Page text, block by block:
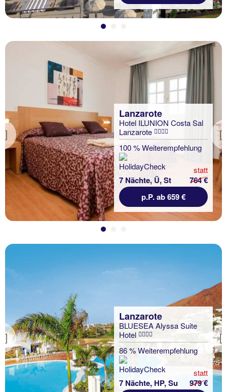
Previous
Lanzarote
Hotel ILUNION Costa Sal
Lanzarote
100 % Weiterempfehlung
7 Nächte, Ü, St
statt
764 €
p.P. ab 659 €
Previous
Lanzarote
BLUESEA Alyssa Suite
Hotel
86 % Weiterempfehlung
7 Nächte, HP, Su
statt
979 €